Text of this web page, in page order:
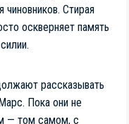
чиновников. Стирая
оскверняет память
рассказывать
Пока они не
— том самом, с